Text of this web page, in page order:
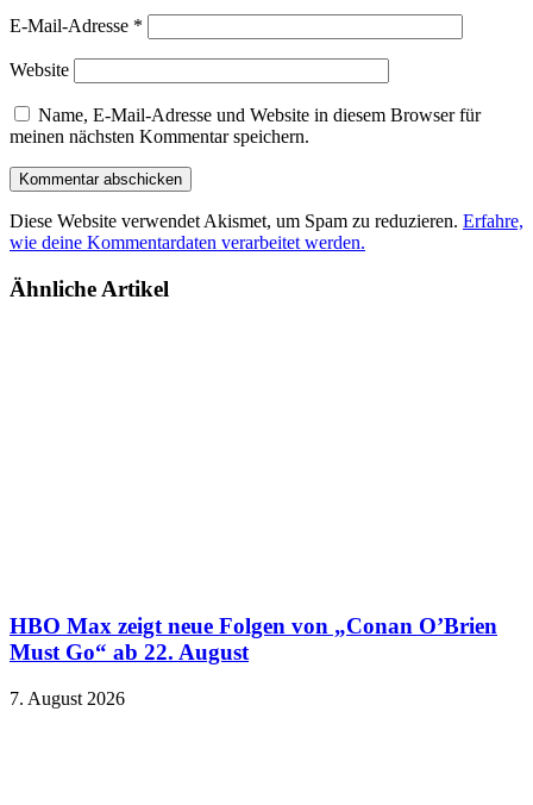
E-Mail-Adresse *
Website
Name, E-Mail-Adresse und Website in diesem Browser für
meinen nächsten Kommentar speichern.
Diese Website verwendet Akismet, um Spam zu reduzieren. Erfahre,
wie deine Kommentardaten verarbeitet werden.
Ähnliche Artikel
HBO Max zeigt neue Folgen von „Conan O’Brien
Must Go“ ab 22. August
7. August 2026